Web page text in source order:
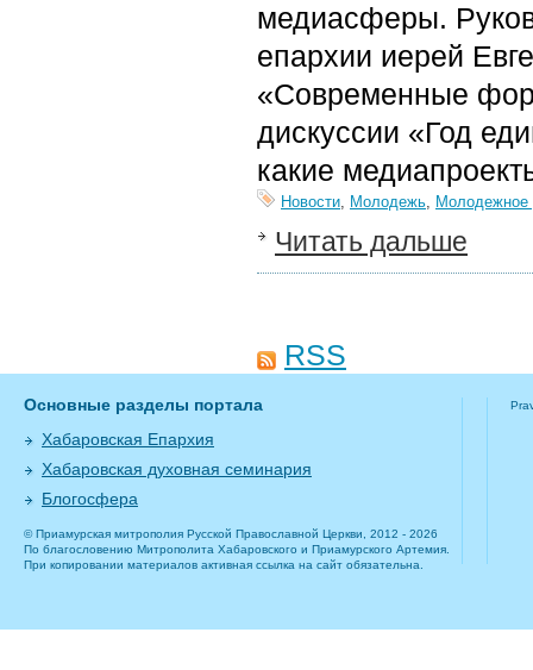
медиасферы.
епархии иерей
«Современные
дискуссии «Год
какие
Новости, Молодежь, Молодежное
Читать дальше
RSS
Основные разделы портала
Хабаровская Епархия
Хабаровская духовная семинария
Блогосфера
© Приамурская митрополия Русской Православной Церкви, 2012 - 2026
По благословению Митрополита Хабаровского и Приамурского Артемия.
При копировании материалов активная ссылка на сайт обязательна.